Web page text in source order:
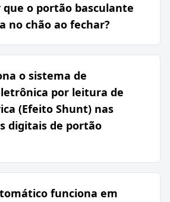
que o portão basculante
no chão ao fechar?
o sistema de
por leitura de
(Efeito Shunt) nas
digitais de portão
funciona em